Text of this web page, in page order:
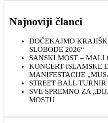
Najnoviji članci
DOČEKAJMO
SLOBODE 2026“
SANSKI MOST – MALI
KONCERT ISLAMSKE
MANIFESTACIJE
STREET BALL TURNIR
SVE SPREMNO ZA
MOSTU